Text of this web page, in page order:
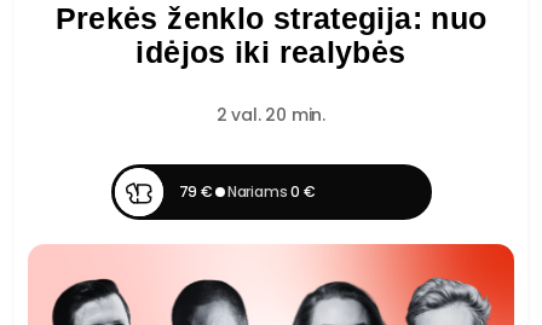
Prekės ženklo strategija: nuo
idėjos iki realybės
2 val. 20 min.
79 € Nariams0 €